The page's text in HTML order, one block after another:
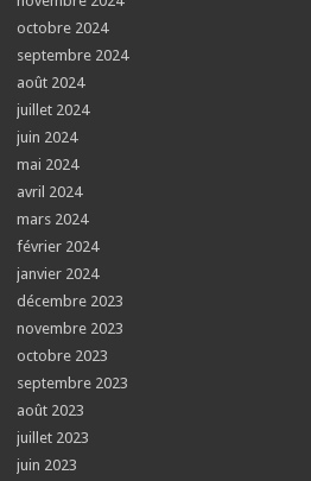
octobre 2024
septembre 2024
août 2024
juillet 2024
juin 2024
mai 2024
avril 2024
mars 2024
février 2024
janvier 2024
décembre 2023
novembre 2023
octobre 2023
septembre 2023
août 2023
juillet 2023
juin 2023